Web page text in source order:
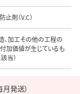
剤（V.C）
加工その他の工程の
加価値が生じているも
当）
発送）